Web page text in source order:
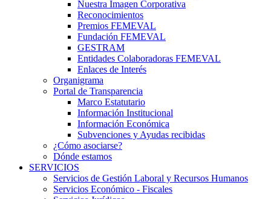
Nuestra Imagen Corporativa
Reconocimientos
Premios FEMEVAL
Fundación FEMEVAL
GESTRAM
Entidades Colaboradoras FEMEVAL
Enlaces de Interés
Organigrama
Portal de Transparencia
Marco Estatutario
Información Institucional
Información Económica
Subvenciones y Ayudas recibidas
¿Cómo asociarse?
Dónde estamos
SERVICIOS
Servicios de Gestión Laboral y Recursos Humanos
Servicios Económico - Fiscales